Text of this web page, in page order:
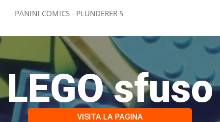
PANINI COMICS - PLUNDERER 5
LEGO sfuso
VISITA LA PAGINA